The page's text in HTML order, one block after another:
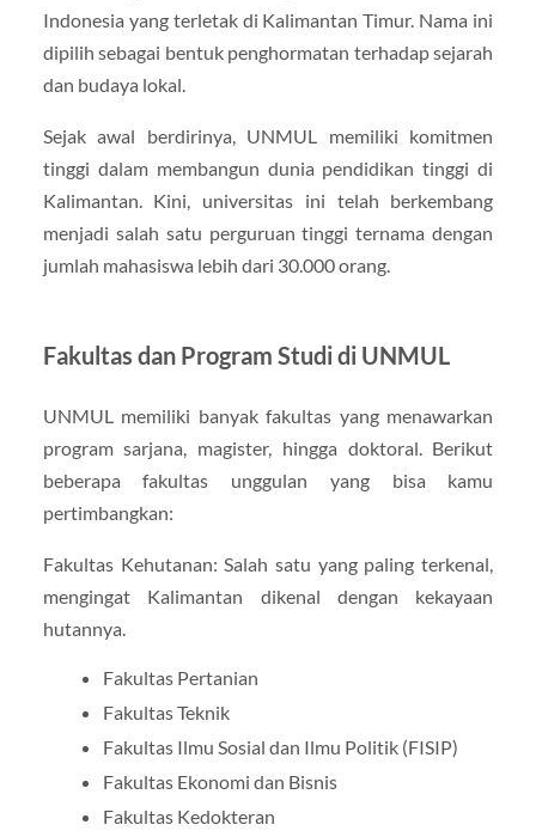
Indonesia yang terletak di Kalimantan Timur. Nama ini
dipilih sebagai bentuk penghormatan terhadap sejarah
dan budaya lokal.
Sejak awal berdirinya, UNMUL memiliki komitmen
tinggi dalam membangun dunia pendidikan tinggi di
Kalimantan. Kini, universitas ini telah berkembang
menjadi salah satu perguruan tinggi ternama dengan
jumlah mahasiswa lebih dari 30.000 orang.
Fakultas dan Program Studi di UNMUL
UNMUL memiliki banyak fakultas yang menawarkan
program sarjana, magister, hingga doktoral. Berikut
beberapa fakultas unggulan yang bisa kamu
pertimbangkan:
Fakultas Kehutanan: Salah satu yang paling terkenal,
mengingat Kalimantan dikenal dengan kekayaan
hutannya.
Fakultas Pertanian
Fakultas Teknik
Fakultas Ilmu Sosial dan Ilmu Politik (FISIP)
Fakultas Ekonomi dan Bisnis
Fakultas Kedokteran